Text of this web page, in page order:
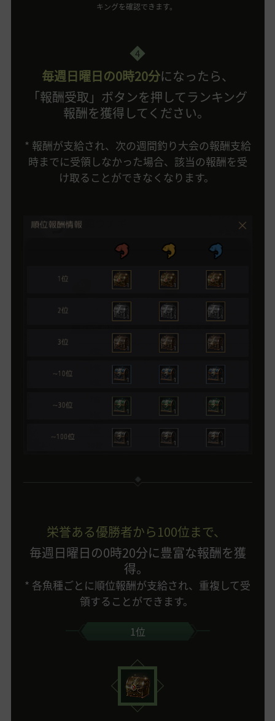
キングを確認できます。
4
毎週日曜日の0時20分になったら、
「報酬受取」ボタンを押してランキング
報酬を獲得してください。
* 報酬が支給され、次の週間釣り大会の報酬支給
時までに受領しなかった場合、該当の報酬を受
け取ることができなくなります。
栄誉ある優勝者から100位まで、
毎週日曜日の0時20分に豊富な報酬を獲
得。
* 各魚種ごとに順位報酬が支給され、重複して受
領することができます。
1位